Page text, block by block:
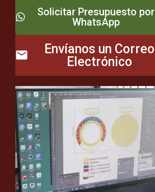
Solicitar Presupuesto por
WhatsApp
Envíanos un Correo
Electrónico